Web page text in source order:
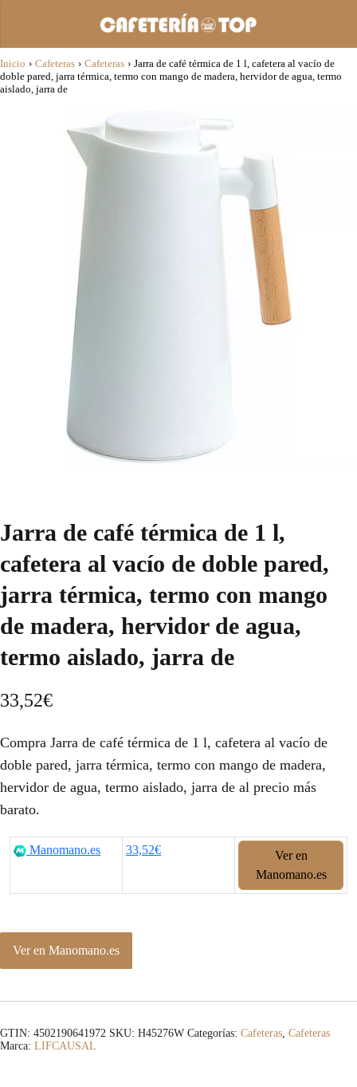
Inicio › Cafeteras › Cafeteras › Jarra de café térmica de 1 l, cafetera al vacío de
doble pared, jarra térmica, termo con mango de madera, hervidor de agua, termo
aislado, jarra de
Jarra de café térmica de 1 l,
cafetera al vacío de doble pared,
jarra térmica, termo con mango
de madera, hervidor de agua,
termo aislado, jarra de
33,52€
Compra Jarra de café térmica de 1 l, cafetera al vacío de
doble pared, jarra térmica, termo con mango de madera,
hervidor de agua, termo aislado, jarra de al precio más
barato.
Manomano.es 33,52€
Ver en
Manomano.es
Ver en Manomano.es
GTIN: 4502190641972 SKU: H45276W Categorías: Cafeteras, Cafeteras
Marca: LIFCAUSAL